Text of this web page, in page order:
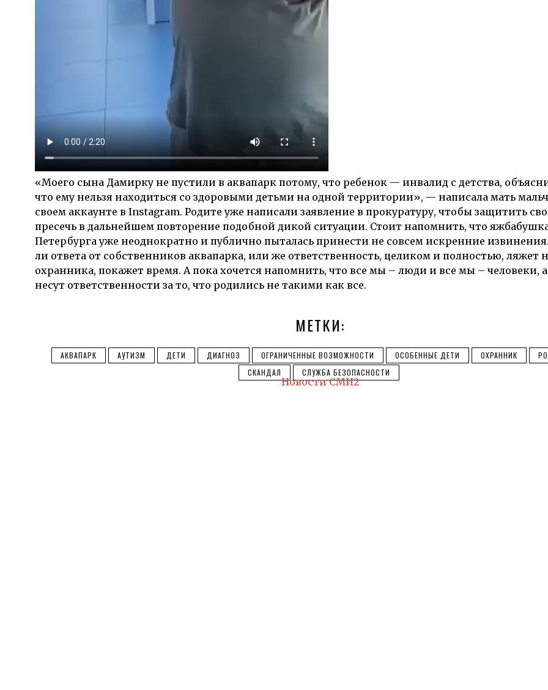
«Моего сына Дамирку не пустили в аквапарк потому, что ребенок — инвалид с детства,
что ему нельзя находиться со здоровыми детьми на одной территории», — написала мать
своем аккаунте в Instagram. Родите уже написали заявление в прокуратуру, чтобы защитить
пресечь в дальнейшем повторение подобной дикой ситуации. Стоит напомнить, что
Петербурга уже неоднократно и публично пыталась принести не совсем искренние
ли ответа от собственников аквапарка, или же ответственность, целиком и полностью, ляжет
охранника, покажет время. А пока хочется напомнить, что все мы – люди и все мы – человеки,
несут ответственности за то, что родились не такими как все.
МЕТКИ:
АКВАПАРК АУТИЗМ ДЕТИ ДИАГНОЗ ОГРАНИЧЕННЫЕ ВОЗМОЖНОСТИ ОСОБЕННЫЕ ДЕТИ ОХРАННИК
СКАНДАЛ
СЛУЖБА БЕЗОПАСНОСТИ
Новости СМИ2